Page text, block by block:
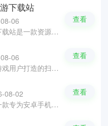
下载站
06
蜻蜓手游网安卓手游下载站是一款资源丰富的游戏下载与服务平台，汇聚了全网各类热门与冷门手游作品。平台每日都会更新版本资讯和榜单推荐，无论是你们是喜欢飞行射击、休闲益智、策略塔防等类型游戏都可以轻松找到感兴趣的作品。软件还提供了丰富的通关攻略、社区讨论与运营教程，帮助你们轻松发现好玩的内容。
查看
06
上号神器是一款专为游戏用户打造的扫码登录与账号管理软件，帮助你们实现快速且安全上号。软件支持端游和手游等多种热门游戏，通过一键扫描二维码即可免去手动输入账号密码的繁琐步骤。软件能够轻松管理和设定多个账号，还提供了账号租售状态实时查看功能，配合高级加密防护，全面保障账号的安全。
查看
08-02
蛋蛋模拟器安卓版是一款专为安卓手机打造的Switch掌机游戏模拟，让你们在手机上随时体验主机大作。软件支持自动扫描并识别手机内的.xci和.nsp等多种主流游戏格式文件，无需繁琐的设置即可一键加载运行。软件拥有灵活的按键映射与手柄连接适配，并提供了多档性能调节选项，方便在不同机型上平衡画质与流畅度。
查看